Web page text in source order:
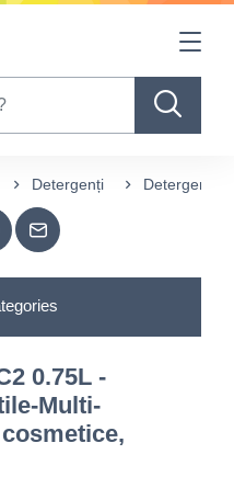
Detergenți Detergenți
0.75L -
Multi-